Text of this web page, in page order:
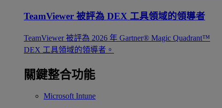
TeamViewer 被評為 DEX 工具領域的領導者
TeamViewer 被評為 2026 年 Gartner® Magic Quadrant™
DEX 工具領域的領導者。
關鍵整合功能
Microsoft Intune